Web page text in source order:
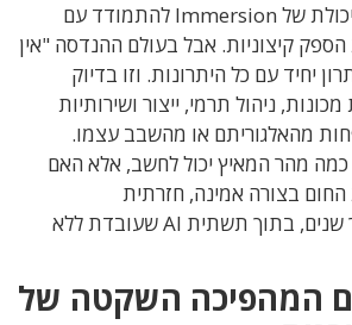
של Immersion להתמודד עם
הספק קיצוניות. אבל בעולם ההנדסה "אין
יחיד עם כל היתרונות. וזו בדיוק
, ניהול תרמי, ייצור ושירותיות
מהאלגוריתם או מהשבב עצמו.
מהר המאיץ יכול לחשב, אלא האם
בצורה אמינה, חזרתית
שנים, בתוך תשתית AIשעובדת ללא
המהפיכה השקטה של